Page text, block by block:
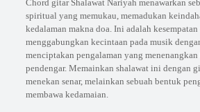
Chord gitar Shalawat Nariyah menawarkan
spiritual yang memukau, memadukan
kedalaman makna doa. Ini adalah
menggabungkan kecintaan pada musik
menciptakan pengalaman yang
pendengar. Memainkan shalawat ini dengan
menekan senar, melainkan sebuah bentuk
membawa kedamaian.